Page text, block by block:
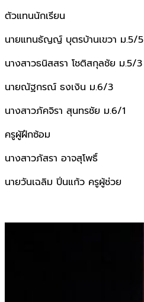
ตัวแทนนักเรียน
นายแทนธัญญ์ บุตรบ้านเขวา ม.5/5
นางสาวธนิสสรา โชติสกุลชัย ม.5/3
นายณัฐกรณ์ ธงเงิน ม.6/3
นางสาวภัคจิรา สุนทรชัย ม.6/1
ครูผู้ฝึกซ้อม
นางสาวภัสรา อาจสุโพธิ์
นายวันเฉลิม ปิ่นแก้ว ครูผู้ช่วย